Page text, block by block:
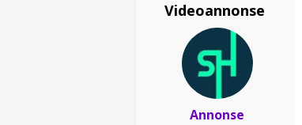
Videoannonse
Annonse